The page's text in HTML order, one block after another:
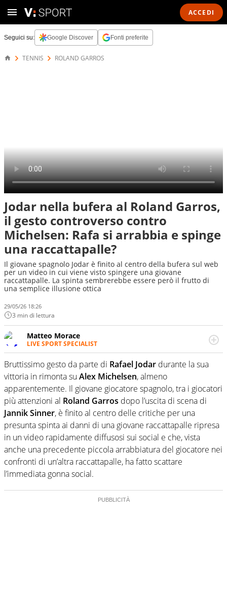
ACCEDI
Seguici su: Google Discover Fonti preferite
TENNIS ROLAND GARROS
Jodar nella bufera al Roland Garros,
il gesto controverso contro
Michelsen: Rafa si arrabbia e spinge
una raccattapalle?
Il giovane spagnolo Jodar è finito al centro della bufera sul web
per un video in cui viene visto spingere una giovane
raccattapalle. La spinta sembrerebbe essere però il frutto di
una semplice illusione ottica
29/05/26 18:26
3 min di lettura
Matteo Morace
LIVE SPORT SPECIALIST
La multimedialità quale approccio personale e
professionale. Ama raccontare lo sport focalizzando ogni
attenzione sul tempo reale: la verità della dirette non
sono opinioni ma fatti
Bruttissimo gesto da parte di Rafael Jodar durante la sua
vittoria in rimonta su Alex Michelsen, almeno
apparentemente. Il giovane giocatore spagnolo, tra i giocatori
più attenzioni al Roland Garros dopo l’uscita di scena di
Jannik Sinner, è finito al centro delle critiche per una
presunta spinta ai danni di una giovane raccattapalle ripresa
in un video rapidamente diffusosi sui social e che, vista
anche una precedente piccola arrabbiatura del giocatore nei
confronti di un’altra raccattapalle, ha fatto scattare
l’immediata gonna social.